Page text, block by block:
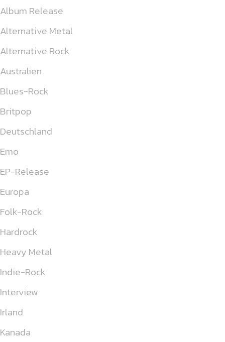
Album Release
Alternative Metal
Alternative Rock
Australien
Blues-Rock
Britpop
Deutschland
Emo
EP-Release
Europa
Folk-Rock
Hardrock
Heavy Metal
Indie-Rock
Interview
Irland
Kanada